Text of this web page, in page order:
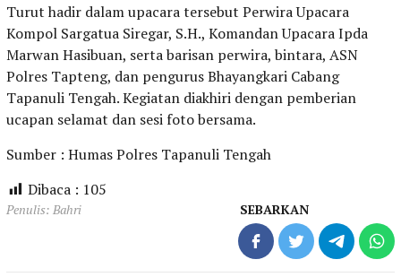
Turut hadir dalam upacara tersebut Perwira Upacara
Kompol Sargatua Siregar, S.H., Komandan Upacara Ipda
Marwan Hasibuan, serta barisan perwira, bintara, ASN
Polres Tapteng, dan pengurus Bhayangkari Cabang
Tapanuli Tengah. Kegiatan diakhiri dengan pemberian
ucapan selamat dan sesi foto bersama.
Sumber : Humas Polres Tapanuli Tengah
Dibaca : 105
Penulis: Bahri SEBARKAN